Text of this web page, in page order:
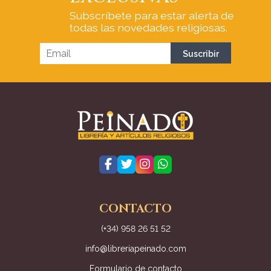
Subscríbete para estar alerta de
todas las novedades religiosas.
CONTACTO
(+34) 958 26 51 52
info@libreriapeinado.com
Formulario de contacto